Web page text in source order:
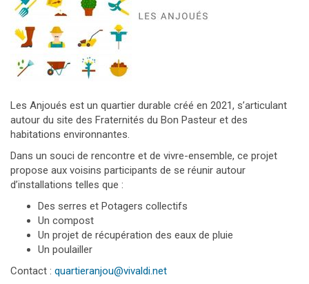
Les Anjoués est un quartier durable créé en 2021, s’articulant
autour du site des Fraternités du Bon Pasteur et des
habitations environnantes.
Dans un souci de rencontre et de vivre-ensemble, ce projet
propose aux voisins participants de se réunir autour
d’installations telles que :
Des serres et Potagers collectifs
Un compost
Un projet de récupération des eaux de pluie
Un poulailler
Contact : quartieranjou@vivaldi.net